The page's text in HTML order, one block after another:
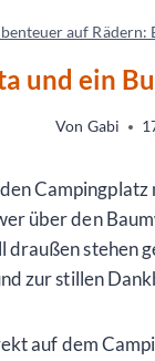
auf
und ein
Von Gabi
über den
stehen
zur stillen
auf dem